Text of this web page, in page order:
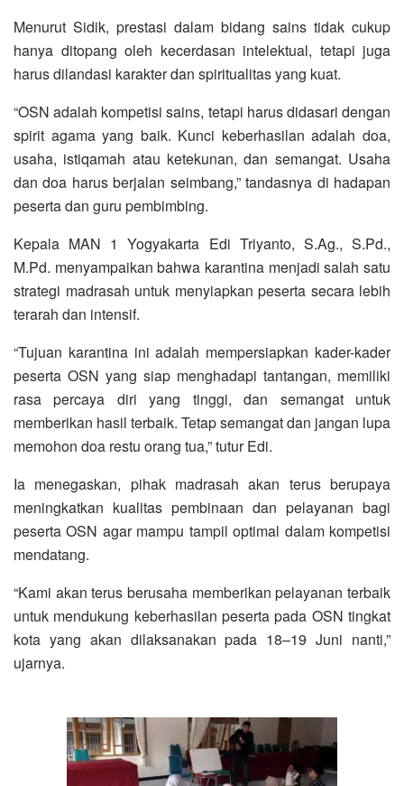
Menurut Sidik, prestasi dalam bidang sains tidak cukup
hanya ditopang oleh kecerdasan intelektual, tetapi juga
harus dilandasi karakter dan spiritualitas yang kuat.
“OSN adalah kompetisi sains, tetapi harus didasari dengan
spirit agama yang baik. Kunci keberhasilan adalah doa,
usaha, istiqamah atau ketekunan, dan semangat. Usaha
dan doa harus berjalan seimbang,” tandasnya di hadapan
peserta dan guru pembimbing.
Kepala MAN 1 Yogyakarta Edi Triyanto, S.Ag., S.Pd.,
M.Pd. menyampaikan bahwa karantina menjadi salah satu
strategi madrasah untuk menyiapkan peserta secara lebih
terarah dan intensif.
“Tujuan karantina ini adalah mempersiapkan kader-kader
peserta OSN yang siap menghadapi tantangan, memiliki
rasa percaya diri yang tinggi, dan semangat untuk
memberikan hasil terbaik. Tetap semangat dan jangan lupa
memohon doa restu orang tua,” tutur Edi.
Ia menegaskan, pihak madrasah akan terus berupaya
meningkatkan kualitas pembinaan dan pelayanan bagi
peserta OSN agar mampu tampil optimal dalam kompetisi
mendatang.
“Kami akan terus berusaha memberikan pelayanan terbaik
untuk mendukung keberhasilan peserta pada OSN tingkat
kota yang akan dilaksanakan pada 18–19 Juni nanti,”
ujarnya.